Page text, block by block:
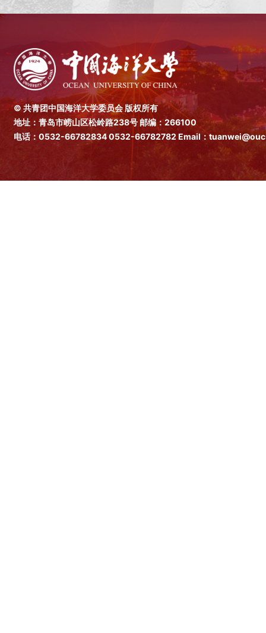
© 共青团中国海洋大学委员会 版权所有
地址：青岛市崂山区松岭路238号 邮编：266100
电话：0532-667828340532-66782782 Email：